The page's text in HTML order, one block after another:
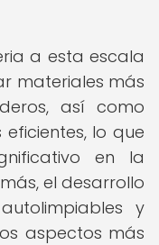
a esta escala
materiales más
así como
lo que
en la
el desarrollo
y
aspectos más